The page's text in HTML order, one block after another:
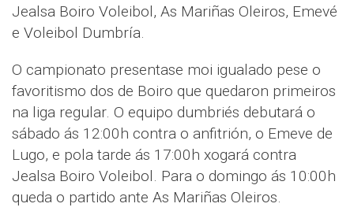
Jealsa Boiro Voleibol, As Mariñas Oleiros, Emevé
e Voleibol Dumbría.
O campionato presentase moi igualado pese o
favoritismo dos de Boiro que quedaron primeiros
na liga regular. O equipo dumbriés debutará o
sábado ás 12:00h contra o anfitrión, o Emeve de
Lugo, e pola tarde ás 17:00h xogará contra
Jealsa Boiro Voleibol. Para o domingo ás 10:00h
queda o partido ante As Mariñas Oleiros.